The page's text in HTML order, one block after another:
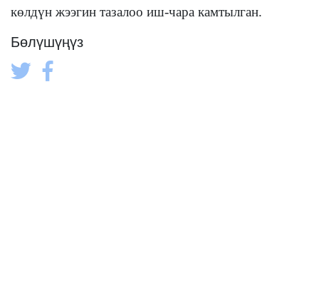
көлдүн жээгин тазалоо иш-чара камтылган.
Бөлүшүңүз